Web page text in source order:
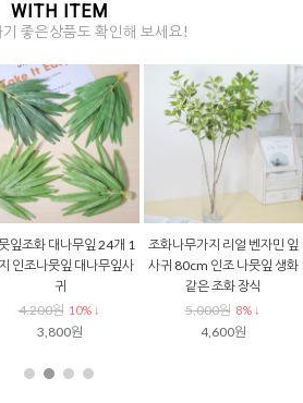
WITH ITEM
좋은상품도 확인해 보세요!
넝쿨 실버들 행잉조화 캐
라가지 105cm 윌로우 그
린 인조식물
6,900원 14% ↓
5,900원
인조식물 리얼 고사리조화 조
화식물 부쉬 생화같은 행잉 플
랜테리어 조경
5,300원 9% ↓
4,800원